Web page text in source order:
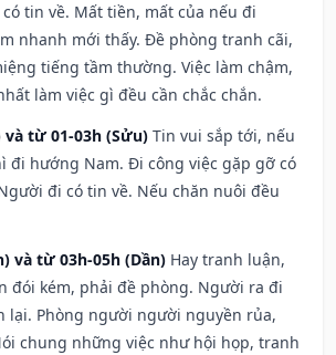
tin về. Mất tiền, mất của nếu đi
nhanh mới thấy. Đề phòng tranh cãi,
tiếng tầm thường. Việc làm chậm,
làm việc gì đều cần chắc chắn.
và từ 01-03h (Sửu) Tin vui sắp tới, nếu
đi hướng Nam. Đi công việc gặp gỡ có
đi có tin về. Nếu chăn nuôi đều
và từ 03h-05h (Dần) Hay tranh luận,
đói kém, phải đề phòng. Người ra đi
lại. Phòng người người nguyền rủa,
chung những việc như hội họp, tranh